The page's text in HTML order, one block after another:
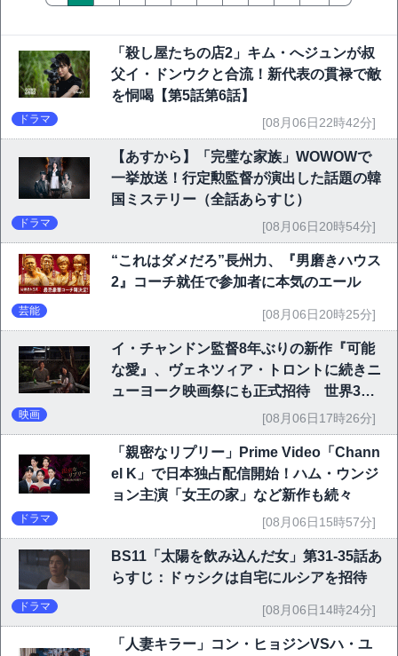
「殺し屋たちの店2」キム・へジュンが叔
父イ・ドンウクと合流！新代表の貫禄で敵
を恫喝【第5話第6話】
ドラマ [08月06日22時42分]
【あすから】「完璧な家族」WOWOWで
一挙放送！行定勲監督が演出した話題の韓
国ミステリー（全話あらすじ）
ドラマ [08月06日20時54分]
“これはダメだろ”長州力、『男磨きハウス
2』コーチ就任で参加者に本気のエール
芸能 [08月06日20時25分]
イ・チャンドン監督8年ぶりの新作『可能
な愛』、ヴェネツィア・トロントに続きニ
ューヨーク映画祭にも正式招待 世界3大
映画祭で快挙｜Netflix映画
映画 [08月06日17時26分]
「親密なリプリー」Prime Video「Chann
el K」で日本独占配信開始！ハム・ウンジ
ョン主演「女王の家」など新作も続々
ドラマ [08月06日15時57分]
BS11「太陽を飲み込んだ女」第31-35話あ
らすじ：ドゥシクは自宅にルシアを招待
ドラマ [08月06日14時24分]
「人妻キラー」コン・ヒョジンVSハ・ユ